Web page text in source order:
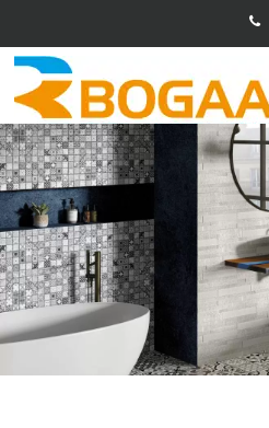
de perfecte badkamertegels kiezen